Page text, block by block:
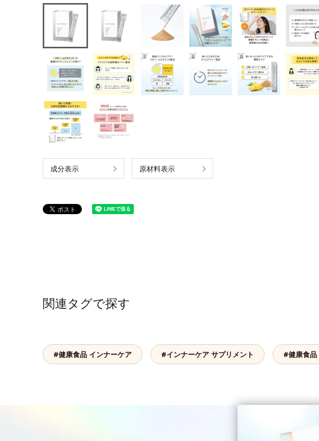
成分表示 原材料表示
関連タグで探す
#健康食品 インナーケア #インナーケア サプリメント #健康食品